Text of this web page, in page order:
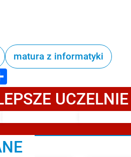
matura z informatyki